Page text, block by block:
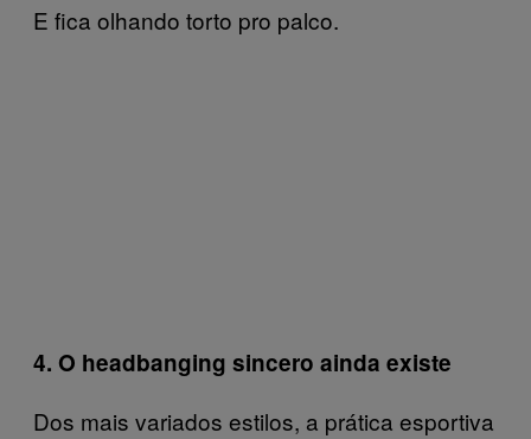
E fica olhando torto pro palco.
4. O headbanging sincero ainda existe
Dos mais variados estilos, a prática esportiva